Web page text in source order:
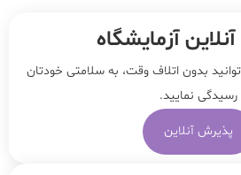
آزمایشگاه
بدون اتلاف وقت، به سلامتی خودتان
رسیدگی نمایید.
پذیرش آنلاین